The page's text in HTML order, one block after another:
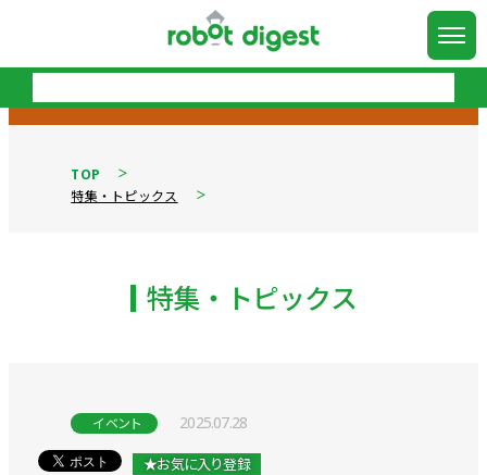
TOP
特集・トピックス
特集・トピックス
イベント 2025.07.28
★お気に入り登録